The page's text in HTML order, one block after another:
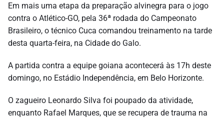
Em mais uma etapa da preparação alvinegra para o jogo
contra o Atlético-GO, pela 36ª rodada do Campeonato
Brasileiro, o técnico Cuca comandou treinamento na tarde
desta quarta-feira, na Cidade do Galo.
A partida contra a equipe goiana acontecerá às 17h deste
domingo, no Estádio Independência, em Belo Horizonte.
O zagueiro Leonardo Silva foi poupado da atividade,
enquanto Rafael Marques, que se recupera de trauma na